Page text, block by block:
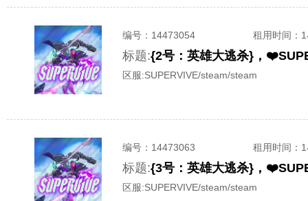
编号： 14473054 租用时间 ：
标题:
区服:SUPERVIVE/steam/steam
编号： 14473063 租用时间 ：
标题:
区服:SUPERVIVE/steam/steam